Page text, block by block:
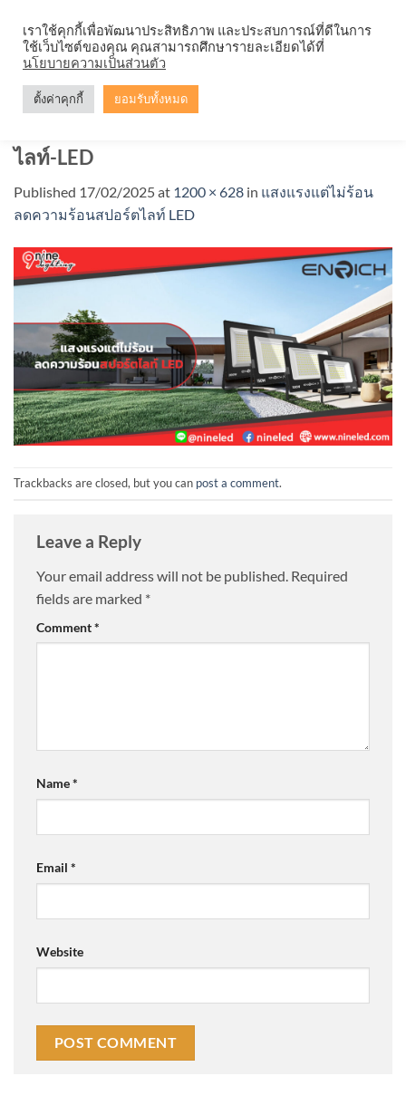
content
ไลท์-LED
Published 17/02/2025at 1200 × 628 in แสงแรงแต่ไม่ร้อน
ลดความร้อนสปอร์ตไลท์ LED
Trackbacks are closed, but you can post a comment.
Leave a Reply
Your email address will not be published. Required
fields are marked *
Comment*
Name*
Email *
Website
เราใช้คุกกี้เพื่อพัฒนาประสิทธิภาพ และประสบการณ์ที่ดีในการ
ใช้เว็บไซต์ของคุณ คุณสามารถศึกษารายละเอียดได้ที่
นโยบายความเป็นส่วนตัว
ตั้งค่าคุกกี้ ยอมรับทั้งหมด